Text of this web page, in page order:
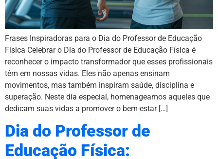
Frases Inspiradoras para o Dia do Professor de Educação
Física Celebrar o Dia do Professor de Educação Física é
reconhecer o impacto transformador que esses profissionais
têm em nossas vidas. Eles não apenas ensinam
movimentos, mas também inspiram saúde, disciplina e
superação. Neste dia especial, homenageamos aqueles que
dedicam suas vidas a promover o bem-estar […]
Dia do Professor de
Educação Física: